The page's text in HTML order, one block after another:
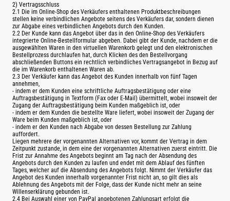
2) Vertragsschluss
2.1 Die im Online-Shop des Verkäufers enthaltenen Produktbeschreibungen
stellen keine verbindlichen Angebote seitens des Verkäufers dar, sondern dienen
zur Abgabe eines verbindlichen Angebots durch den Kunden.
2.2 Der Kunde kann das Angebot über das in den Online-Shop des Verkäufers
integrierte Online-Bestellformular abgeben. Dabei gibt der Kunde, nachdem er die
ausgewählten Waren in den virtuellen Warenkorb gelegt und den elektronischen
Bestellprozess durchlaufen hat, durch Klicken des den Bestellvorgang
abschließenden Buttons ein rechtlich verbindliches Vertragsangebot in Bezug auf
die im Warenkorb enthaltenen Waren ab.
2.3 Der Verkäufer kann das Angebot des Kunden innerhalb von fünf Tagen
annehmen,
- indem er dem Kunden eine schriftliche Auftragsbestätigung oder eine
Auftragsbestätigung in Textform (Fax oder E-Mail) übermittelt, wobei insoweit der
Zugang der Auftragsbestätigung beim Kunden maßgeblich ist, oder
- indem er dem Kunden die bestellte Ware liefert, wobei insoweit der Zugang der
Ware beim Kunden maßgeblich ist, oder
- indem er den Kunden nach Abgabe von dessen Bestellung zur Zahlung
auffordert.
Liegen mehrere der vorgenannten Alternativen vor, kommt der Vertrag in dem
Zeitpunkt zustande, in dem eine der vorgenannten Alternativen zuerst eintritt. Die
Frist zur Annahme des Angebots beginnt am Tag nach der Absendung des
Angebots durch den Kunden zu laufen und endet mit dem Ablauf des fünften
Tages, welcher auf die Absendung des Angebots folgt. Nimmt der Verkäufer das
Angebot des Kunden innerhalb vorgenannter Frist nicht an, so gilt dies als
Ablehnung des Angebots mit der Folge, dass der Kunde nicht mehr an seine
Willenserklärung gebunden ist.
2.4 Bei Auswahl einer von PayPal angebotenen Zahlungsart erfolgt die